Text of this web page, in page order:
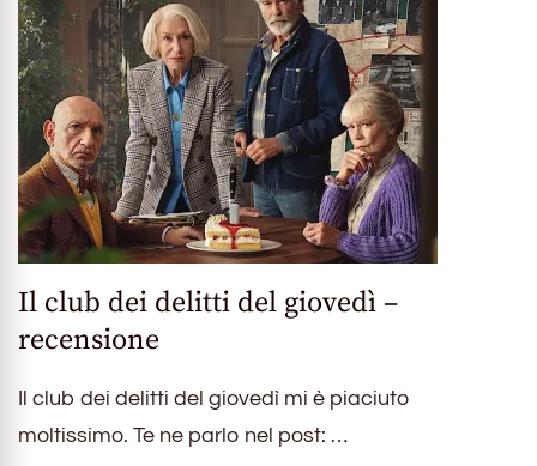
Il club dei delitti del giovedì –
recensione
Il club dei delitti del giovedì mi è piaciuto
moltissimo. Te ne parlo nel post: …